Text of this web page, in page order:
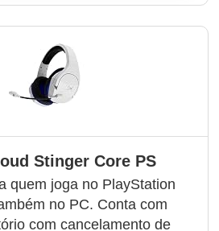
Stinger Core PS
quem joga no PlayStation
no PC. Conta com
com cancelamento de